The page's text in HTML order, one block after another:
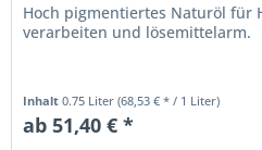
Hoch pigmentiertes Naturöl für
verarbeiten und lösemittelarm.
Inhalt0.75 Liter(68,53 € * / 1 Liter)
ab 51,40 € *